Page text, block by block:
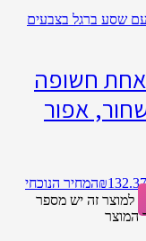
חשופה
אפור
₪132.37
המחיר הנוכחי
למוצר זה יש מספר
המוצר